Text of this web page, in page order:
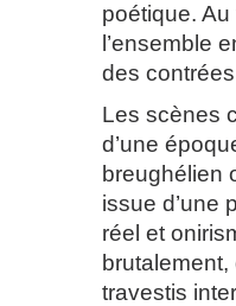
poétique.
l’ensemble
des
Les scènes
d’une
breughélien
issue d’une
réel et
travestis